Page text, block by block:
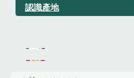
認識產地